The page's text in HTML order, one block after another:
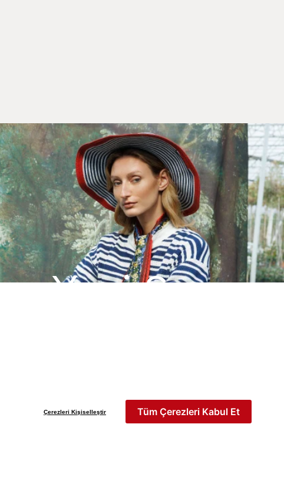
Yeni Sezon
Çerezleri Kişiselleştir Tüm Çerezleri Kabul Et